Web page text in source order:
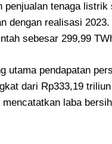
penjualan tenaga
dengan realisasi
sebesar 299,99
utama pendapatan
dari Rp333,19
laba